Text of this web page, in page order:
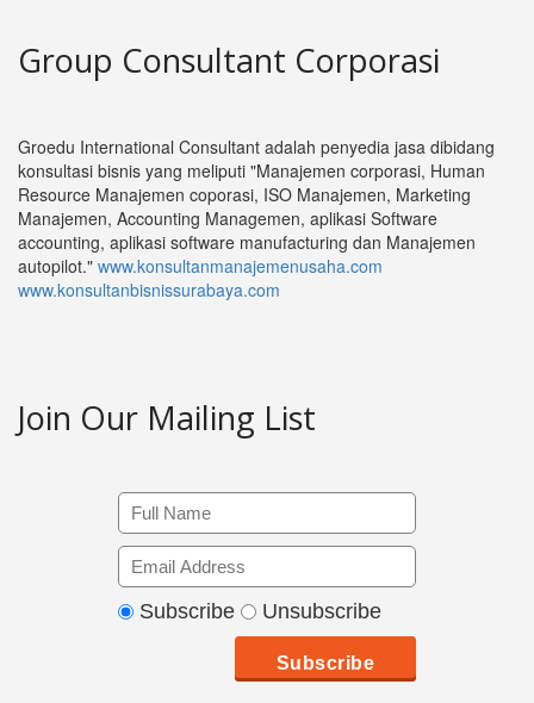
Group Consultant Corporasi
Groedu International Consultant adalah penyedia jasa dibidang
konsultasi bisnis yang meliputi "Manajemen corporasi, Human
Resource Manajemen coporasi, ISO Manajemen, Marketing
Manajemen, Accounting Managemen, aplikasi Software
accounting, aplikasi software manufacturing dan Manajemen
autopilot." www.konsultanmanajemenusaha.com
www.konsultanbisnissurabaya.com
Join Our Mailing List
Subscribe Unsubscribe